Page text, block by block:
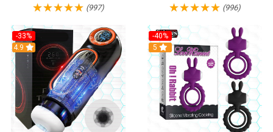
(997) (996)
-33%
Hot
4.9
-40%
5